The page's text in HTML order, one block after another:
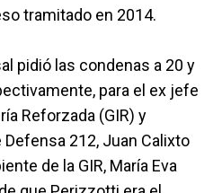
tramitado en 2014.
pidió las condenas a 20 y
para el ex jefe
Reforzada (GIR) y
212, Juan Calixto
de la GIR, María Eva